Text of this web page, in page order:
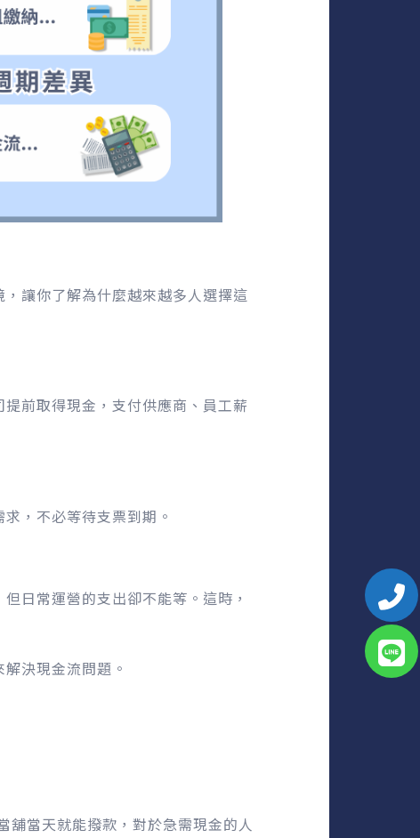
讓你了解為什麼越來越多人選擇這
前取得現金，支付供應商、員工薪
，不必等待支票到期。
日常運營的支出卻不能等。這時，
決現金流問題。
舖當天就能撥款，對於急需現金的人